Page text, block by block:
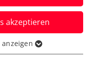
Reality-
Erste Bank
akzeptieren
anzeigen